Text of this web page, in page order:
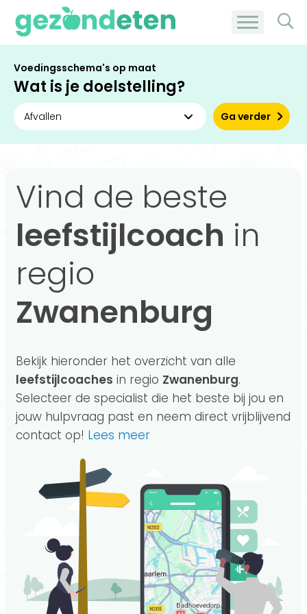
Voedingsschema's op maat
Wat is je doelstelling?
Ga verder
Vind de beste
leefstijlcoach in
regio
Zwanenburg
Bekijk hieronder het overzicht van alle
leefstijlcoaches in regio Zwanenburg.
Selecteer de specialist die het beste bij jou en
jouw hulpvraag past en neem direct vrijblijvend
contact op! Lees meer